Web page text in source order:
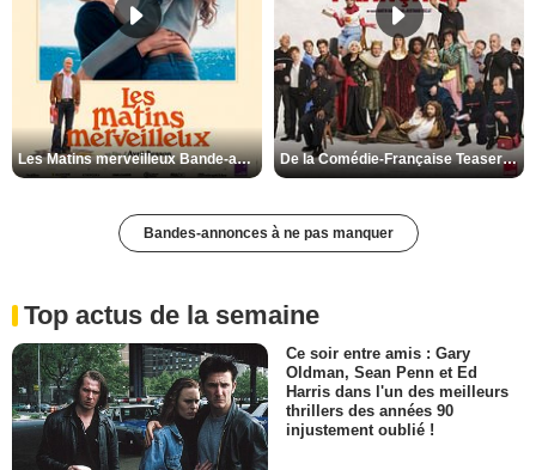
Les Matins merveilleux Bande-annonce VF De la Comédie-Française Teaser VF
Bandes-annonces à ne pas manquer
Top actus de la semaine
Ce soir entre amis : Gary
Oldman, Sean Penn et Ed
Harris dans l'un des meilleurs
thrillers des années 90
injustement oublié !